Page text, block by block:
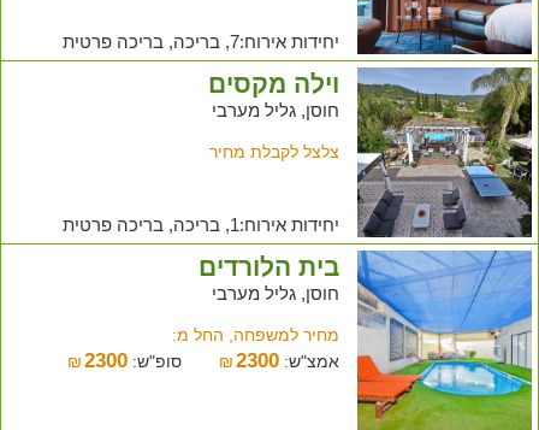
יחידות אירוח:7, בריכה, בריכה פרטית
וילה מקסים
חוסן, גליל מערבי
צלצל לקבלת מחיר
יחידות אירוח:1, בריכה, בריכה פרטית
בית הלורדים
חוסן, גליל מערבי
מחיר למשפחה, החל מ:
אמצ"ש:
₪2300 סופ"ש: ₪ 2300